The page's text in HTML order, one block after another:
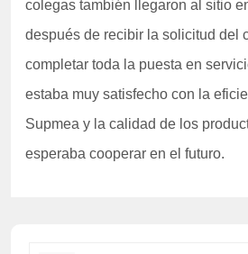
colegas también llegaron al sitio
después de recibir la solicitud del
completar toda la puesta en
estaba muy satisfecho con la
Supmea y la calidad de los
esperaba cooperar en el futuro.